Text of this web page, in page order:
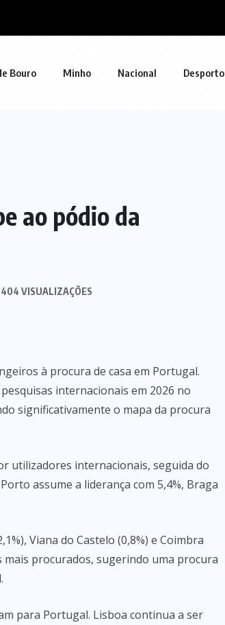
Bouro Minho Nacional Desporto
ao pódio da
404 VISUALIZAÇÕES
à procura de casa em Portugal.
internacionais em 2026 no
significativamente o mapa da procura
utilizadores internacionais, seguida do
assume a liderança com 5,4%, Braga
Viana do Castelo (0,8%) e Coimbra
mais procurados, sugerindo uma procura
para Portugal. Lisboa continua a ser